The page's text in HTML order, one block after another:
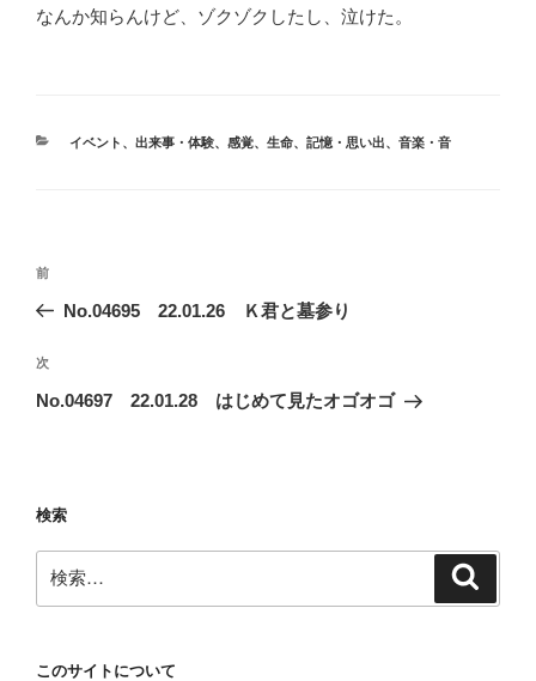
なんか知らんけど、ゾクゾクしたし、泣けた。
カ
イベント 、 出来事・体験、 感覚、 生命、 記憶・思い出、 音楽・音
投
ビ
ゲ
ン
前
の
稿
前
No.04695 22.01.26 Ｋ君と墓参り
次
の
次
No.04697 22.01.28 はじめて見たオゴオゴ
検索
索:
このサイトについて